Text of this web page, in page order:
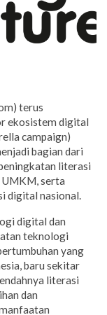
terus
ekosistem digital
campaign)
bagian dari
literasi
serta
digital nasional.
digital dan
teknologi
yang
baru sekitar
literasi
dan